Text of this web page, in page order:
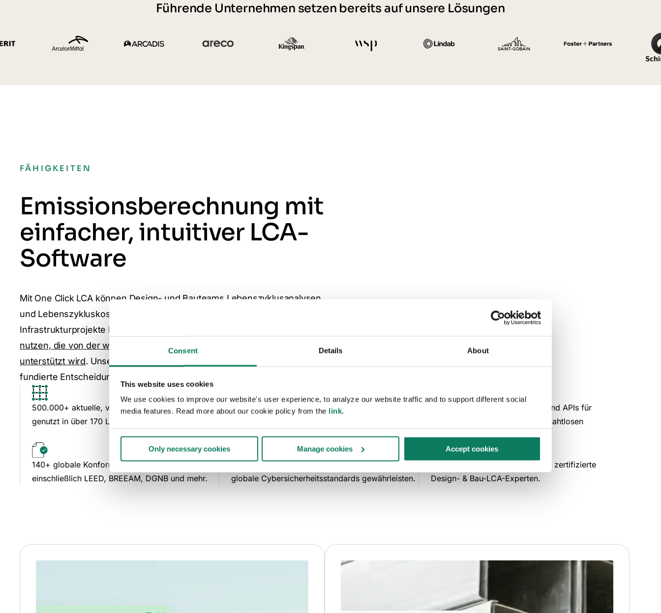
Consent Details About
This website uses cookies
We use cookies to improve our website's user experience, to analyze our website traffic and to support different social
media features. Read more about our cookie policy from the link.
Only necessary cookies Manage cookies Accept cookies
Führende Unternehmen setzen bereits auf unsere Lösungen
FÄHIGKEITEN
Emissionsberechnung mit
einfacher, intuitiver LCA-
Software
Mit One Click LCA können Design- und Bauteams Lebenszyklusanalysen
und Lebenszykluskostenberechnungen für Gebäude- und
Infrastrukturprojekte leicht automatisieren,
nutzen, die von der weltweit größten Datenbank für Bauprodukte
unterstützt wird. Unsere umfassende globale Datenbank ermöglicht
fundierte Entscheidungen mit den bestmöglichen Daten.
500.000+ aktuelle, verifizierte LCA-Datenpunkte,
genutzt in über 170 Ländern.
Einfache, intuitive LCA zur Quantifizierung und
Projektphasen.
20+ BIM- & BEM-Integrationen und APIs für
Variantenvergleiche oder einen nahtlosen
Datenzugriff.
140+ globale Konformitätsstandards,
einschließlich LEED, BREEAM, DGNB und mehr.
SOC 2 & ISO 27001 Zertifikate, die höchste
globale Cybersicherheitsstandards gewährleisten.
Weltweiter Kundensupport durch zertifizierte
Design- & Bau-LCA-Experten.